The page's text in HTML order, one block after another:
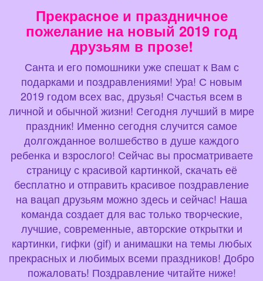
Прекрасное и праздничное
пожелание на новый 2019 год
друзьям в прозе!
Санта и его помошники уже спешат к Вам с
подарками и поздравлениями! Ура! С новым
2019 годом всех вас, друзья! Счастья всем в
личной и обычной жизни! Сегодня лучший в мире
праздник! Именно сегодня случится самое
долгожданное волшебство в душе каждого
ребенка и взрослого! Сейчас вы просматриваете
страницу с красивой картинкой, скачать её
бесплатно и отправить красивое поздравление
на вацап друзьям можно здесь и сейчас! Наша
команда создает для вас только творческие,
лучшие, современные, авторские открытки и
картинки, гифки (gif) и анимашки на темы любых
прекрасных и любимых всеми праздников! Добро
пожаловать! Поздравление читайте ниже!